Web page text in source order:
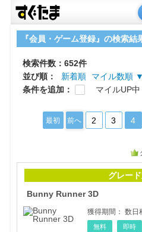
『会員・ゲーム登録』の検索結
検索件数：652件
並び順：
新着順
マイル数順 ▼
条件を追加：
マイルUP中
最初 前へ 2 3 4
グレー
Bunny Runner 3D
獲得期間： 数日
無料 即時